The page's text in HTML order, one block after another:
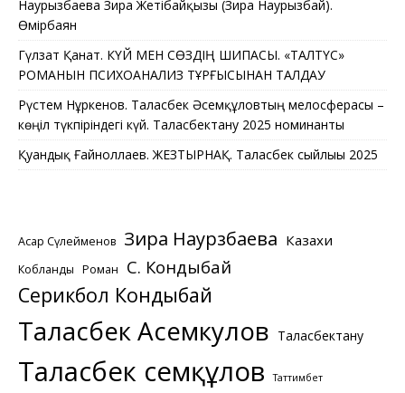
Наурызбаева Зира Жетібайқызы (Зира Наурызбай).
Өмірбаян
Гүлзат Қанат. КҮЙ МЕН СӨЗДІҢ ШИПАСЫ. «ТАЛТҮС»
РОМАНЫН ПСИХОАНАЛИЗ ТҰРҒЫСЫНАН ТАЛДАУ
Рүстем Нұркенов. Таласбек Әсемқұловтың мелосферасы –
көңіл түкпіріндегі күй. Таласбектану 2025 номинанты
Қуандық Ғайноллаев. ЖЕЗТЫРНАҚ. Таласбек сыйлығы 2025
Асқар Сүлейменов Зира Наурзбаева Казахи
Кобланды Роман С. Кондыбай
Серикбол Кондыбай
Таласбек Асемкулов Таласбектану
Таласбек Әсемқұлов Таттимбет